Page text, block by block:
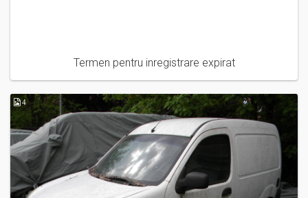
Termen pentru inregistrare expirat
4